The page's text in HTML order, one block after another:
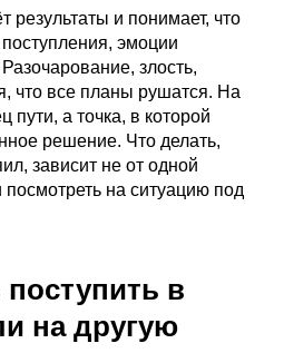
результаты и понимает, что
эмоции
злость,
что все планы рушатся. На
пути, а точка, в которой
решение. Что делать,
зависит не от одной
посмотреть на ситуацию под
в
на другую